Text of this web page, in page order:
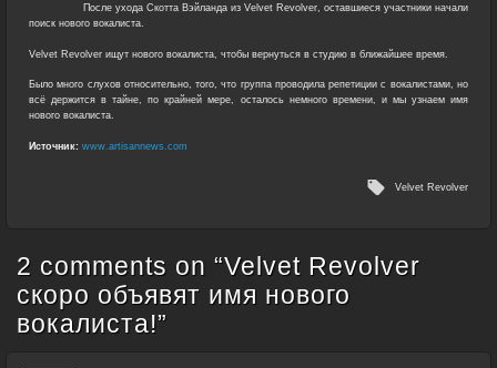
После ухода Скотта Вэйланда из Velvet Revolver, оставшиеся участники начали
поиск нового вокалиста.
Velvet Revolver ищут нового вокалиста, чтобы вернуться в студию в ближайшее время.
Было много слухов относительно, того, что группа проводила репетиции с вокалистами, но
всё держится в тайне, по крайней мере, осталось немного времени, и мы узнаем имя
нового вокалиста.
Источник: www.artisannews.com
Velvet Revolver
2 comments on “Velvet Revolver
скоро объявят имя нового
вокалиста!”